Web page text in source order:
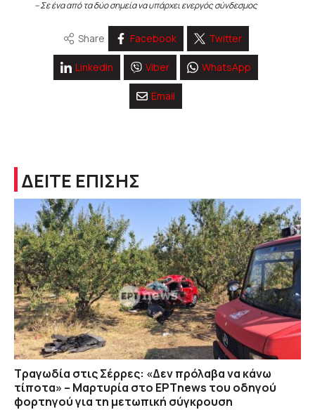
– Σε ένα από τα δύο σημεία να υπάρχει ενεργός σύνδεσμος
Share Facebook Twitter
Linkedin Viber WhatsApp
Email
ΔΕΙΤΕ ΕΠΙΣΗΣ
Τραγωδία στις Σέρρες: «Δεν πρόλαβα να κάνω
τίποτα» – Μαρτυρία στο ΕΡΤnews του οδηγού
φορτηγού για τη μετωπική σύγκρουση